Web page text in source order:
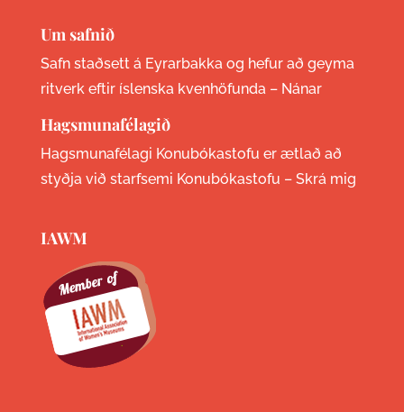
Um safnið
Safn staðsett á Eyrarbakka og hefur að geyma
ritverk eftir íslenska kvenhöfunda – Nánar
Hagsmunafélagið
Hagsmunafélagi Konubókastofu er ætlað að
styðja við starfsemi Konubókastofu – Skrá mig
IAWM